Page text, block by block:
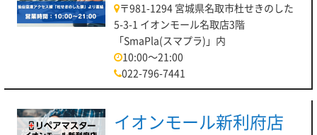
〒981-1294 宮城県名取市杜せきのした
5-3-1 イオンモール名取店3階
「SmaPla(スマプラ)」内
10:00～21:00
022-796-7441
イオンモール新利府店